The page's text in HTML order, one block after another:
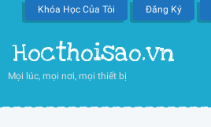
Khóa Học Của Tôi Đăng Ký
Hocthoisao.vn
Mọi lúc, mọi nơi, mọi thiết bị